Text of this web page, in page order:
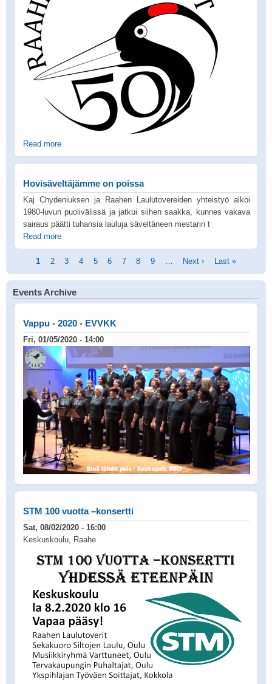
Read more
Hovisäveltäjämme on poissa
Kaj Chydeniuksen ja Raahen Laulutovereiden yhteistyö alkoi
1980-luvun puolivälissä ja jatkui siihen saakka, kunnes vakava
sairaus päätti tuhansia lauluja säveltäneen mestarin t
Read more
Pagination
Current
page
1 Page
2 Page
3 Page
4 Page
5 Page
6 Page
7 Page
8 Page
9 …
Next
page
Next ›
Last
page
Last »
Events Archive
Vappu - 2020 - EVVKK
Fri, 01/05/2020 - 14:00
STM 100 vuotta –konsertti
Sat, 08/02/2020 - 16:00
Keskuskoulu, Raahe